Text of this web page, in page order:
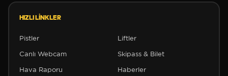
HIZLI LINKLER
Pistler Liftler
Canlı Webcam Skipass & Bilet
Hava Raporu Haberler